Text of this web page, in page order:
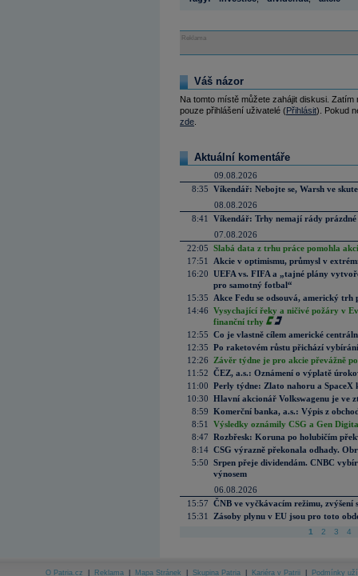
Reklama
Váš názor
Na tomto místě můžete zahájit diskusi.
pouze přihlášení uživatelé (Přihlásit). Pokud
zde
Aktuální komentáře
09.08.2026
8:35 Víkendář: Nebojte se, Warsh ve
08.08.2026
8:41
Víkendář: Trhy nemají rády prázdné
07.08.2026
22:05 Slabá data z trhu práce pomohla
17:51
Akcie v optimismu, průmysl v
16:20 UEFA vs. FIFA a „tajné plány
pro samotný fotbal“
15:35
Akce Fedu se odsouvá, americký
14:46 Vysychající řeky a ničivé požáry v
finanční trhy
12:55 Co je vlastně cílem americké
12:35 Po raketovém růstu přichází
12:26
Závěr týdne je pro akcie převážně
11:52 ČEZ, a.s.: Oznámení o výplatě
11:00 Perly týdne: Zlato nahoru a SpaceX
10:30 Hlavní akcionář Volkswagenu je ve
8:59 Komerční banka, a.s.: Výpis z
8:51
Výsledky oznámily CSG a Gen
8:47 Rozbřesk: Koruna po holubičím
8:14 CSG výrazně překonala odhady.
5:50 Srpen přeje dividendám. CNBC
výnosem
06.08.2026
15:57 ČNB ve vyčkávacím režimu, zvýšení
15:31
Zásoby plynu v EU jsou pro toto
1 2 3 4
O Patria.cz Reklama Mapa Stránek Skupina Patria Kariéra v Patrii Podmínky